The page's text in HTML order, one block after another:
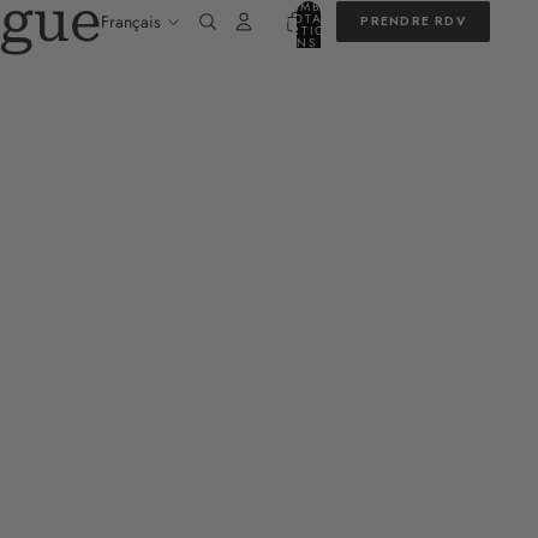
NOMBRE
TOTAL
D’ARTICLES
DANS LE
PANIER: 0
PRENDRE RDV